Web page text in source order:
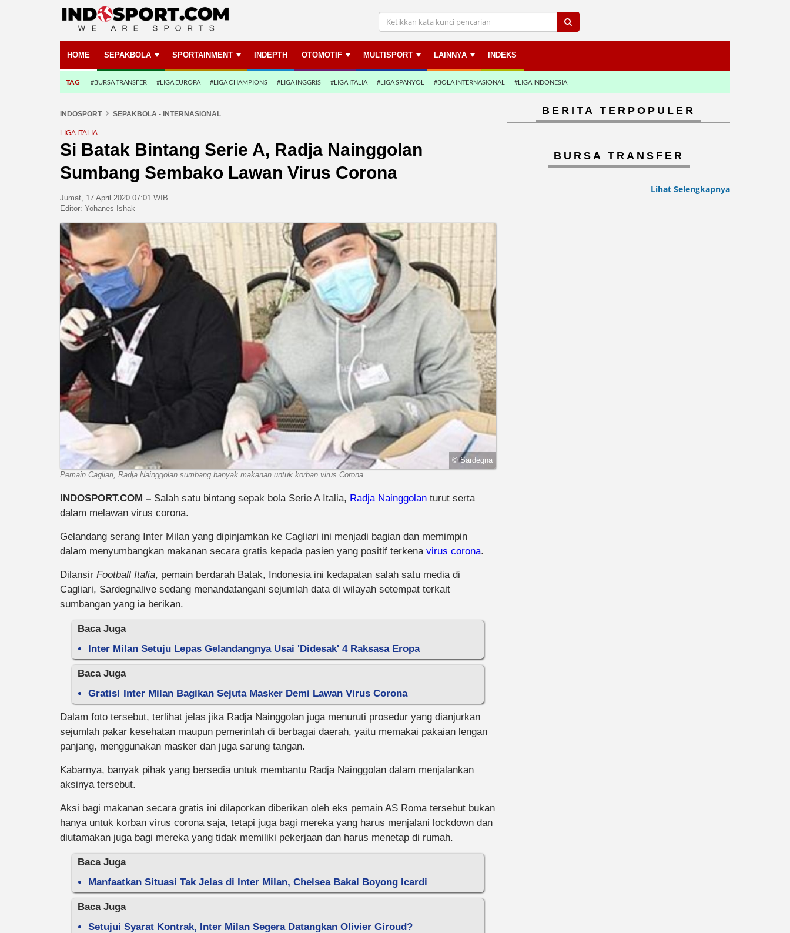
HOME SEPAKBOLA SPORTAINMENT INDEPTH OTOMOTIF MULTISPORT LAINNYA INDEKS
TAG #BURSA TRANSFER #LIGA EUROPA #LIGA CHAMPIONS #LIGA INGGRIS #LIGA ITALIA #LIGA SPANYOL #BOLA INTERNASIONAL #LIGA INDONESIA
INDOSPORT SEPAKBOLA - INTERNASIONAL
LIGA ITALIA
Si Batak Bintang Serie A, Radja Nainggolan
Sumbang Sembako Lawan Virus Corona
Jumat, 17 April 2020 07:01 WIB
Editor: Yohanes Ishak
© Sardegna
Pemain Cagliari, Radja Nainggolan sumbang banyak makanan untuk korban virus Corona.
INDOSPORT.COM – Salah satu bintang sepak bola Serie A Italia, Radja Nainggolan turut serta
dalam melawan virus corona.
Gelandang serang Inter Milan yang dipinjamkan ke Cagliari ini menjadi bagian dan memimpin
dalam menyumbangkan makanan secara gratis kepada pasien yang positif terkena virus corona.
Dilansir Football Italia, pemain berdarah Batak, Indonesia ini kedapatan salah satu media di
Cagliari, Sardegnalive sedang menandatangani sejumlah data di wilayah setempat terkait
sumbangan yang ia berikan.
Baca Juga
Inter Milan Setuju Lepas Gelandangnya Usai 'Didesak' 4 Raksasa Eropa
Baca Juga
Gratis! Inter Milan Bagikan Sejuta Masker Demi Lawan Virus Corona
Dalam foto tersebut, terlihat jelas jika Radja Nainggolan juga menuruti prosedur yang dianjurkan
sejumlah pakar kesehatan maupun pemerintah di berbagai daerah, yaitu memakai pakaian lengan
panjang, menggunakan masker dan juga sarung tangan.
Kabarnya, banyak pihak yang bersedia untuk membantu Radja Nainggolan dalam menjalankan
aksinya tersebut.
Aksi bagi makanan secara gratis ini dilaporkan diberikan oleh eks pemain AS Roma tersebut bukan
hanya untuk korban virus corona saja, tetapi juga bagi mereka yang harus menjalani lockdown dan
diutamakan juga bagi mereka yang tidak memiliki pekerjaan dan harus menetap di rumah.
Baca Juga
Manfaatkan Situasi Tak Jelas di Inter Milan, Chelsea Bakal Boyong Icardi
Baca Juga
Setujui Syarat Kontrak, Inter Milan Segera Datangkan Olivier Giroud?
BERITA TERPOPULER
BURSA TRANSFER
Lihat Selengkapnya